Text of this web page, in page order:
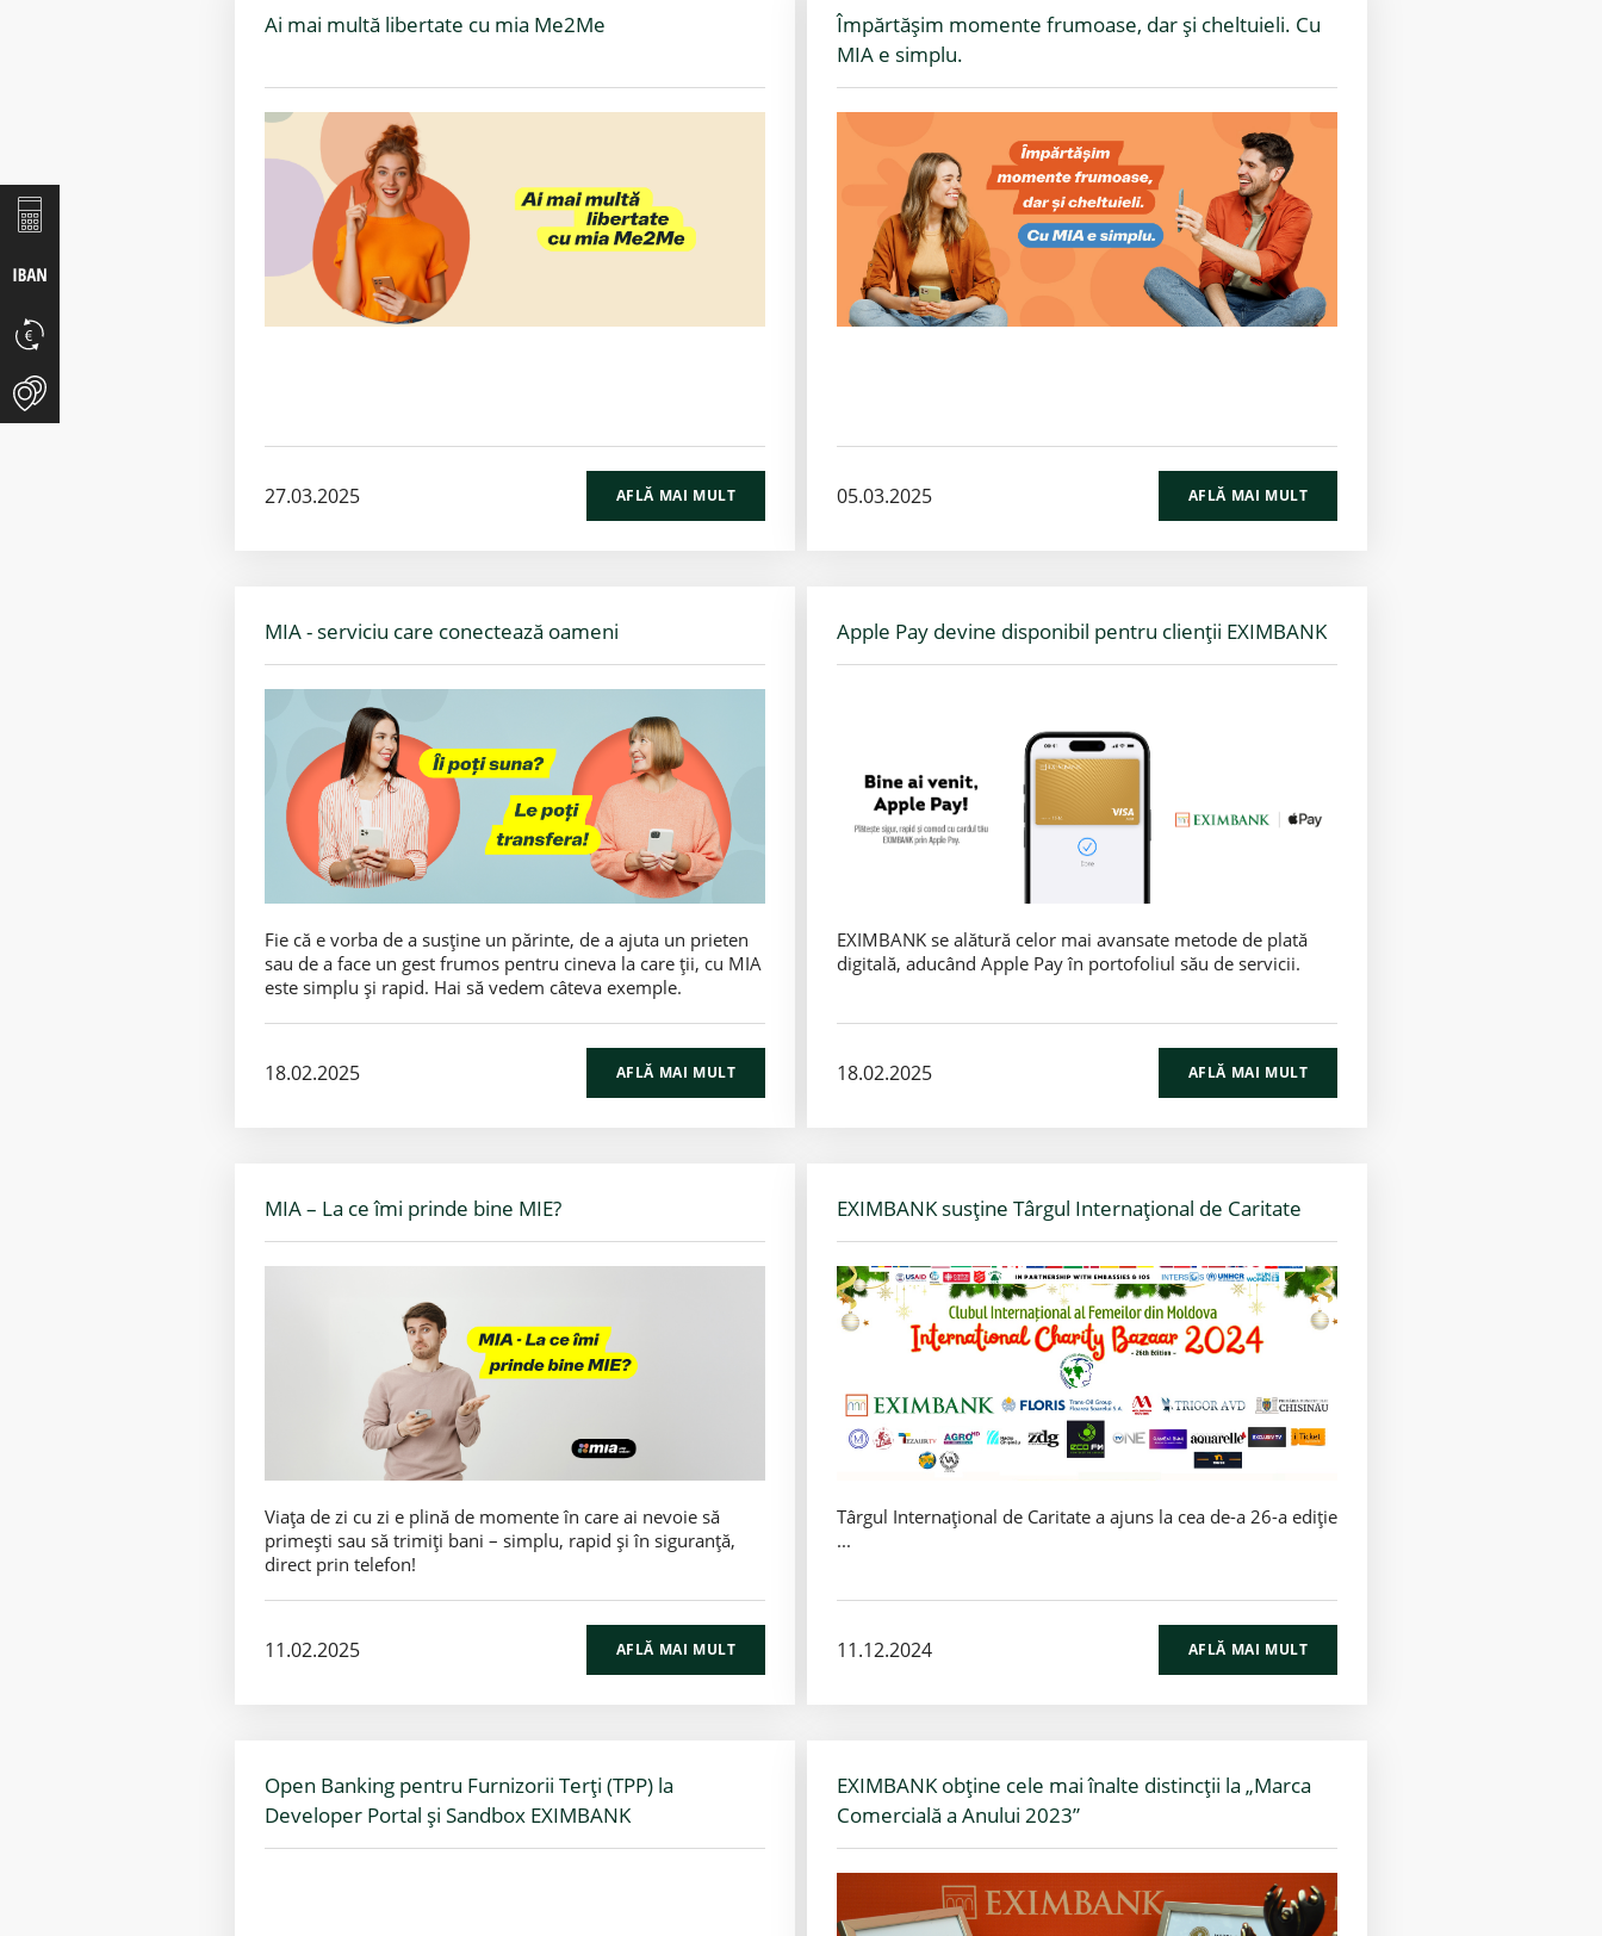
Ai mai multă libertate cu mia Me2Me
27.03.2025 AFLĂ MAI MULT
Împărtășim momente frumoase, dar și cheltuieli. Cu
MIA e simplu.
05.03.2025 AFLĂ MAI MULT
MIA - serviciu care conectează oameni
Fie că e vorba de a susține un părinte, de a ajuta un prieten
sau de a face un gest frumos pentru cineva la care ții, cu MIA
este simplu și rapid. Hai să vedem câteva exemple.
18.02.2025 AFLĂ MAI MULT
Apple Pay devine disponibil pentru clienții EXIMBANK
EXIMBANK se alătură celor mai avansate metode de plată
digitală, aducând Apple Pay în portofoliul său de servicii.
18.02.2025 AFLĂ MAI MULT
MIA – La ce îmi prinde bine MIE?
Viața de zi cu zi e plină de momente în care ai nevoie să
primești sau să trimiți bani – simplu, rapid și în siguranță,
direct prin telefon!
11.02.2025 AFLĂ MAI MULT
EXIMBANK susține Târgul Internațional de Caritate
Târgul Internațional de Caritate a ajuns la cea de-a 26-a ediție
...
11.12.2024 AFLĂ MAI MULT
Open Banking pentru Furnizorii Terți (TPP) la
Developer Portal și Sandbox EXIMBANK
EXIMBANK obține cele mai înalte distincții la „Marca
Comercială a Anului 2023”